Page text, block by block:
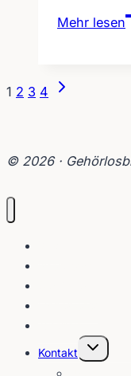
Mehr lesen
1 2 3 4
Nächste
© 2026 ·
Kontakt
Untermenü
umschalten